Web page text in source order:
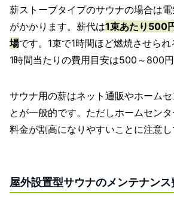
薪ストーブタイプのサウナの場合は
がかかります。薪代は1束あたり500
場です。1束で1時間ほど燃焼させられ
1時間当たりの費用目安は500～800円
サウナ用の薪はネット通販やホーム
とが一般的です。ただしホームセン
料金が割高になりやすいことに注意し
屋外設置型サウナのメンテナン